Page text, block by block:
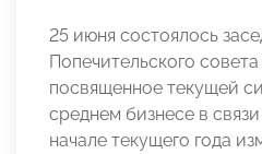
25 июня состоялось
Попечительского
посвященное текущей
среднем бизнесе в
начале текущего года